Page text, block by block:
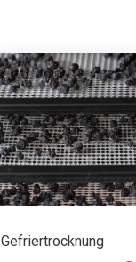
Gefriertrocknung